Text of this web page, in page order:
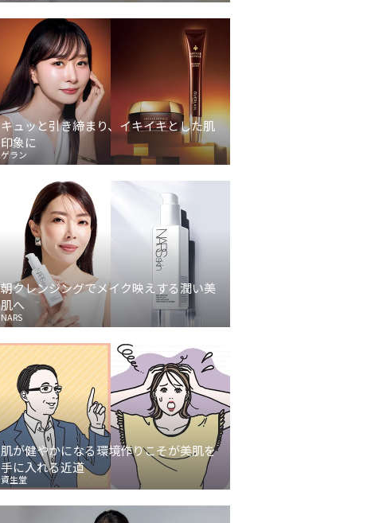
キュッと引き締まり、イキイキとした肌
印象に
ゲラン
朝クレンジングでメイク映えする潤い美
肌へ
NARS
肌が健やかになる環境作りこそが美肌を
手に入れる近道
資生堂